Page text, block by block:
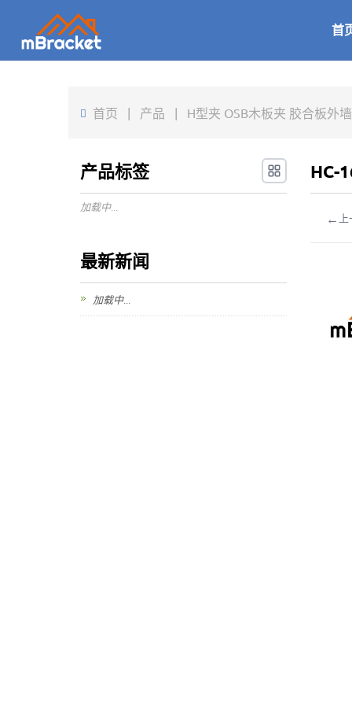
首
首页 | 产品 | H型夹 OSB木板夹 胶合板外
HC-
←
产品标签
加载中...
最新新闻
加载中...